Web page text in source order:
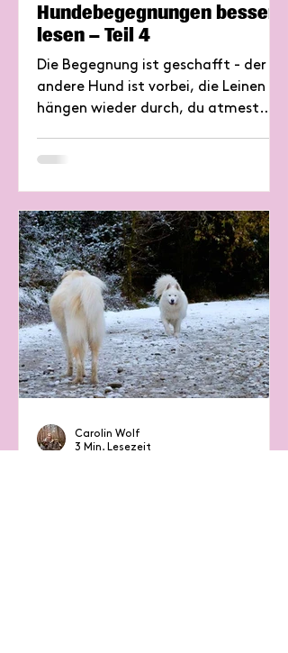
Hundebegegnungen besser
lesen – Teil 4
Die Begegnung ist geschafft - der
andere Hund ist vorbei, die Leinen
hängen wieder durch, du atmest
jetzt, wie er die Situation
lernt.
Carolin Wolf
3 Min. Lesezeit